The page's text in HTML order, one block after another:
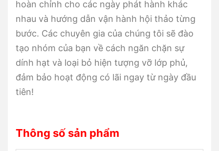
hoàn chỉnh cho các ngày phát hành khác
nhau và hướng dẫn vận hành hội thảo từng
bước. Các chuyên gia của chúng tôi sẽ đào
tạo nhóm của bạn về cách ngăn chặn sự
dính hạt và loại bỏ hiện tượng vỡ lớp phủ,
đảm bảo hoạt động có lãi ngay từ ngày đầu
tiên!
Thông số sản phẩm